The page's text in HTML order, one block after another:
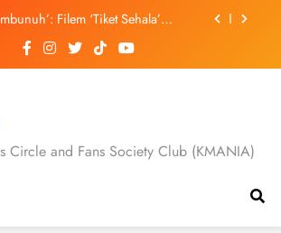
Filem ‘Tiket Sehala’
Menonton “My Bias, My Boss”,
Max Malaysia
DINO SEVENTEEN
iQIYI, Cheng Lei Bakal
di Kuala Lumpur
Asia
Menonton “My Bias, My Boss”,
Max Malaysia
Circle and Fans Society Club (KMANIA)